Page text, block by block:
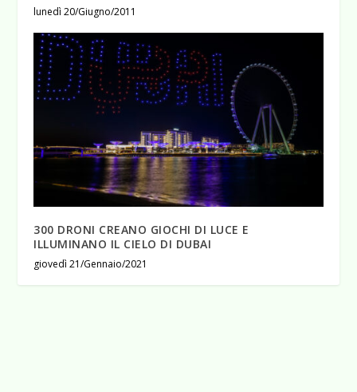
lunedì 20/Giugno/2011
300 DRONI CREANO GIOCHI DI LUCE E
ILLUMINANO IL CIELO DI DUBAI
giovedì 21/Gennaio/2021